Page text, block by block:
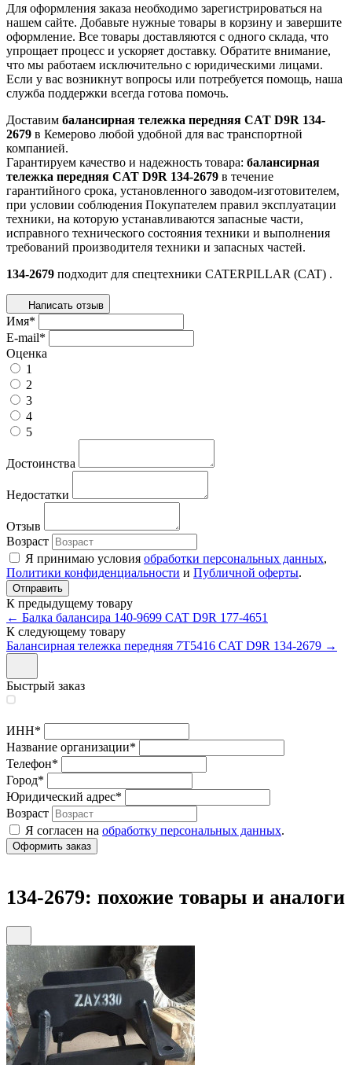
Для оформления заказа необходимо зарегистрироваться на
нашем сайте. Добавьте нужные товары в корзину и завершите
оформление. Все товары доставляются с одного склада, что
упрощает процесс и ускоряет доставку. Обратите внимание,
что мы работаем исключительно с юридическими лицами.
Если у вас возникнут вопросы или потребуется помощь, наша
служба поддержки всегда готова помочь.
Доставим балансирная тележка передняя CAT D9R 134-
2679 в Кемерово любой удобной для вас транспортной
компанией.
Гарантируем качество и надежность товара: балансирная
тележка передняя CAT D9R 134-2679 в течение
гарантийного срока, установленного заводом-изготовителем,
при условии соблюдения Покупателем правил эксплуатации
техники, на которую устанавливаются запасные части,
исправного технического состояния техники и выполнения
требований производителя техники и запасных частей.
134-2679 подходит для спецтехники CATERPILLAR (CAT) .
Написать отзыв
Имя*
E-mail*
Оценка
1
2
3
4
5
Достоинства
Недостатки
Отзыв
Возраст
Я принимаю условия обработки персональных данных,
Политики конфиденциальности и Публичной оферты.
К предыдущему товару
← Балка балансира 140-9699 CAT D9R 177-4651
К следующему товару
Балансирная тележка передняя 7T5416 CAT D9R 134-2679 →
Быстрый заказ
ИНН*
Название организации*
Телефон*
Город*
Юридический адрес*
Возраст
Я согласен на обработку персональных данных.
134-2679: похожие товары и аналоги